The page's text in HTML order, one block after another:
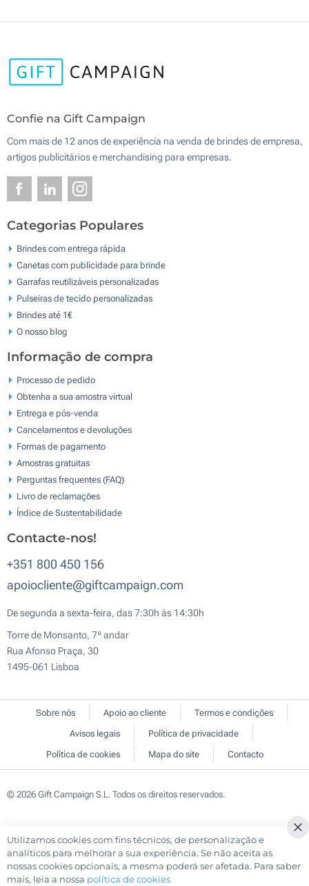
Confie na Gift Campaign
Com mais de 12 anos de experiência na venda de brindes de empresa,
artigos publicitários e merchandising para empresas.
Categorias Populares
Brindes com entrega rápida
Canetas com publicidade para brinde
Garrafas reutilizáveis personalizadas
Pulseiras de tecido personalizadas
Brindes até 1€
O nosso blog
Informação de compra
Processo de pedido
Obtenha a sua amostra virtual
Entrega e pós-venda
Cancelamentos e devoluções
Formas de pagamento
Amostras gratuitas
Perguntas frequentes (FAQ)
Livro de reclamaçōes
Índice de Sustentabilidade
Contacte-nos!
+351 800 450 156
apoiocliente@giftcampaign.com
De segunda a sexta-feira, das 7:30h às 14:30h
Torre de Monsanto, 7º andar
Rua Afonso Praça, 30
1495-061 Lisboa
Sobre nós Apoio ao cliente
Termos e condições
Avisos legais
Política de privacidade
Política de cookies
Mapa do site Contacto
© 2026 Gift Campaign S.L. Todos os direitos reservados.
Utilizamos cookies com fins técnicos, de personalização e
analíticos para melhorar a sua experiência. Se não aceita as
nossas cookies opcionais, a mesma poderá ser afetada. Para saber
mais, leia a nossa política de cookies